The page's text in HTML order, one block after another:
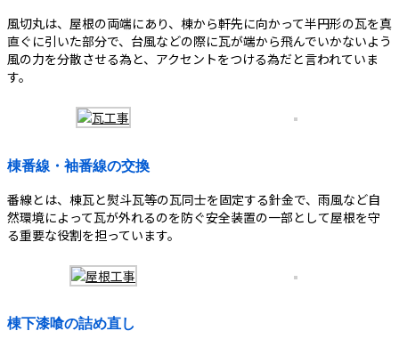
風切丸は、屋根の両端にあり、棟から軒先に向かって半円形の瓦を真
直ぐに引いた部分で、台風などの際に瓦が端から飛んでいかないよう
風の力を分散させる為と、アクセントをつける為だと言われていま
す。
棟番線・袖番線の交換
番線とは、棟瓦と熨斗瓦等の瓦同士を固定する針金で、雨風など自
然環境によって瓦が外れるのを防ぐ安全装置の一部として屋根を守
る重要な役割を担っています。
棟下漆喰の詰め直し